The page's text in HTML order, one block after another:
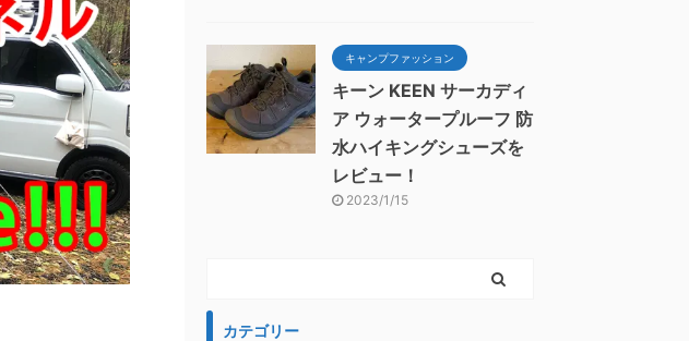
キャンプファッション
キーン KEEN サーカディ
ア ウォータープルーフ 防
水ハイキングシューズを
レビュー！
2023/1/15
カテゴリー